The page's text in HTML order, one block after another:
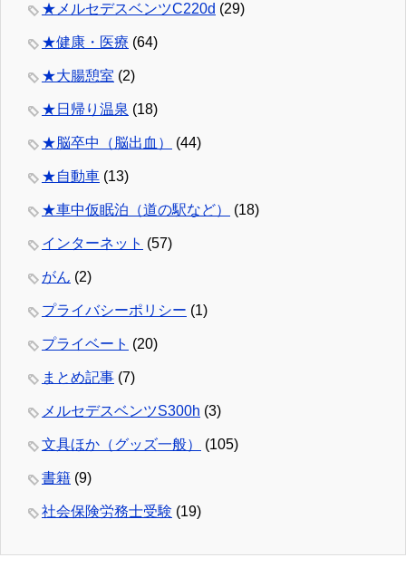
★メルセデスベンツC220d (29)
★健康・医療 (64)
★大腸憩室 (2)
★日帰り温泉 (18)
★脳卒中（脳出血） (44)
★自動車 (13)
★車中仮眠泊（道の駅など） (18)
インターネット (57)
がん (2)
プライバシーポリシー (1)
プライベート (20)
まとめ記事 (7)
メルセデスベンツS300h (3)
文具ほか（グッズ一般） (105)
書籍 (9)
社会保険労務士受験 (19)